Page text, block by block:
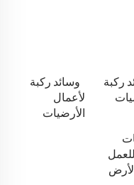
ركبة
وسائد ركبة
لأعمال
الأرضيات